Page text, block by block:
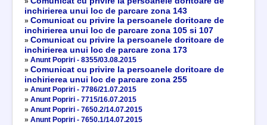
inchirierea unui loc de parcare zona 143
» Comunicat cu privire la persoanele doritoare de
inchirierea unui loc de parcare zona 105 si 107
» Comunicat cu privire la persoanele doritoare de
inchirierea unui loc de parcare zona 173
» Anunt Popriri - 8355/03.08.2015
» Comunicat cu privire la persoanele doritoare de
inchirierea unui loc de parcare zona 255
» Anunt Popriri - 7786/21.07.2015
» Anunt Popriri - 7715/16.07.2015
» Anunt Popriri - 7650.2/14.07.2015
» Anunt Popriri - 7650.1/14.07.2015